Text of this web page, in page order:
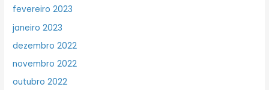
fevereiro 2023
janeiro 2023
dezembro 2022
novembro 2022
outubro 2022